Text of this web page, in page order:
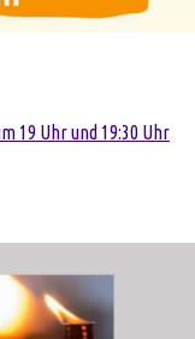
19 Uhr und 19:30 Uhr